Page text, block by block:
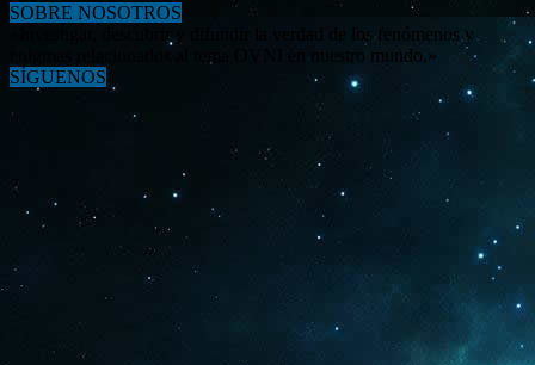
SOBRE NOSOTROS
«Investigar, descubrir y difundir la verdad de los fenómenos y
enigmas relacionados al tema OVNI en nuestro mundo.»
SÍGUENOS